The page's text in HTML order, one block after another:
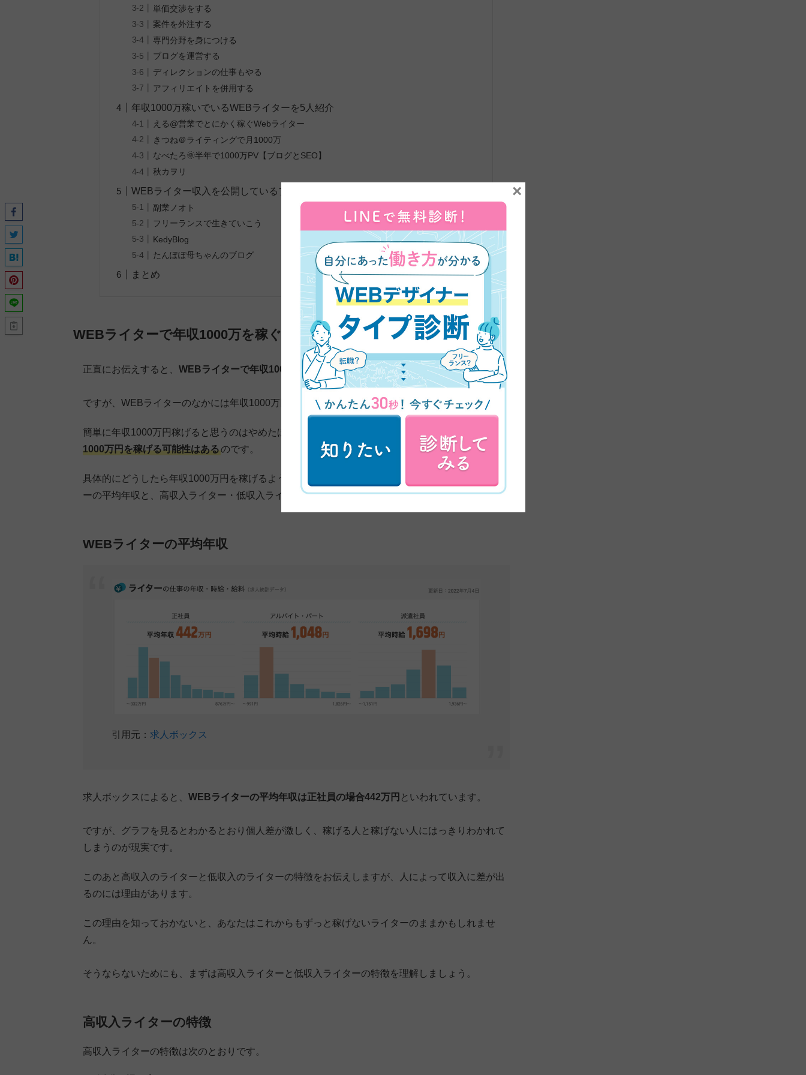
単価交渉をする
案件を外注する
専門分野を身につける
ブログを運営する
ディレクションの仕事もやる
アフィリエイトを併用する
年収1000万稼いでいるWEBライターを5人紹介
える@営業でとにかく稼ぐWebライター
きつね＠ライティングで月1000万
なべたろ🌞半年で1000万PV【ブログとSEO】
秋カヲリ
WEBライター収入を公開しているブログ
副業ノオト
フリーランスで生きていこう
KedyBlog
たんぽぽ母ちゃんのブログ
まとめ
WEBライターで年収1000万を稼ぐ道は厳しい？
正直にお伝えすると、 WEBライターで年収1000万円を稼ぐのは決して簡単ではありません。
ですが、WEBライターのなかには年収1000万円以上稼いでいる人がいるのも事実です。
簡単に年収1000万円稼げると思うのはやめたほうがよいですが、
1000万円を稼げる可能性はあるのです。
具体的にどうしたら年収1000万円を稼げるようになるのかをお伝えする前に、現在のWEBライタ
ーの平均年収と、高収入ライター・低収入ライターの特徴をここから説明していきます。
WEBライターの平均年収
引用元： 求人ボックス
求人ボックスによると、 WEBライターの平均年収は正社員の場合442万円 といわれています。
ですが、グラフを見るとわかるとおり個人差が激しく、稼げる人と稼げない人にはっきりわかれて
しまうのが現実です。
このあと高収入のライターと低収入のライターの特徴をお伝えしますが、人によって収入に差が出
るのには理由があります。
この理由を知っておかないと、あなたはこれからもずっと稼げないライターのままかもしれませ
ん。
そうならないためにも、まずは高収入ライターと低収入ライターの特徴を理解しましょう。
高収入ライターの特徴
高収入ライターの特徴は次のとおりです。
×